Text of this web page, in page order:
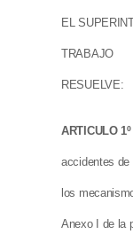
EL
TRABAJO
RESUELVE:
ARTICULO
accidentes de
los
Anexo I de la